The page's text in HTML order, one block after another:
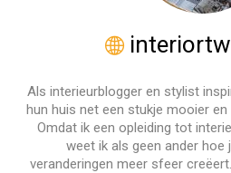
Als interieurblogger en stylist
hun huis net een stukje mooier en
Omdat ik een opleiding tot
weet ik als geen ander hoe
veranderingen meer sfeer